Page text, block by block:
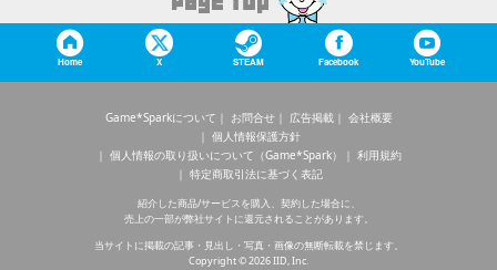
Home X STEAM Facebook YouTube
Game*Sparkについて お問合せ 広告掲載
会社概要
個人情報保護方針
個人情報の取り扱いについて（Game*Spark）
利用規約
特定商取引法に基づく表記
紹介した商品/サービスを購入、契約した場合に、
売上の一部が弊社サイトに還元されることがあります。
当サイトに掲載の記事・見出し・写真・画像の無断転載を禁じます。
Copyright © 2026 IID, Inc.